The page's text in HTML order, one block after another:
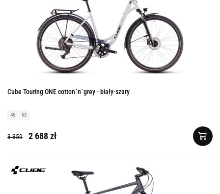
Cube Touring ONE cotton´n´grey - biały-szary
45 53
3 359 2 688 zł